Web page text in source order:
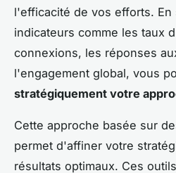
l'efficacité de vos efforts. En
indicateurs comme les taux
connexions, les réponses
l'engagement global, vous
stratégiquement votre
Cette approche basée sur
permet d'affiner votre
résultats optimaux. Ces